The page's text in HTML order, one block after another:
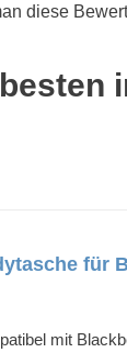
diese
für
mit